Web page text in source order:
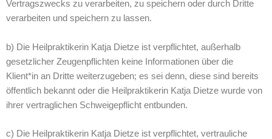
Vertragszwecks zu verarbeiten, zu speichern oder durch Dritte
verarbeiten und speichern zu lassen.
b) Die Heilpraktikerin Katja Dietze ist verpflichtet, außerhalb
gesetzlicher Zeugenpflichten keine Informationen über die
Klient*in an Dritte weiterzugeben; es sei denn, diese sind bereits
öffentlich bekannt oder die Heilpraktikerin Katja Dietze wurde von
ihrer vertraglichen Schweigepflicht entbunden.
c) Die Heilpraktikerin Katja Dietze ist verpflichtet, vertrauliche